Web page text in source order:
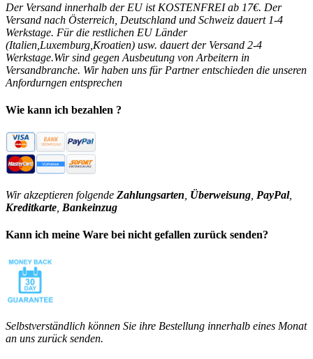
Der Versand innerhalb der EU ist KOSTENFREI ab 17€. Der
Versand nach Österreich, Deutschland und Schweiz dauert 1-4
Werkstage. Für die restlichen EU Länder
(Italien,Luxemburg,Kroatien) usw. dauert der Versand 2-4
Werkstage.Wir sind gegen Ausbeutung von Arbeitern in
Versandbranche. Wir haben uns für Partner entschieden die unseren
Anfordurngen entsprechen
Wie kann ich bezahlen ?
Wir akzeptieren folgende Zahlungsarten Überweisung PayPal,
Kreditkarte Bankeinzug
Kann ich meine Ware bei nicht gefallen zurück senden?
Selbstverständlich können Sie ihre Bestellung innerhalb eines Monat
an uns zurück senden.